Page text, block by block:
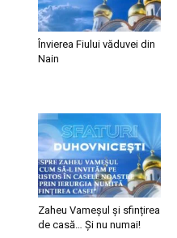
Învierea Fiului văduvei din
Nain
Zaheu Vameșul și sfințirea
de casă… Și nu numai!